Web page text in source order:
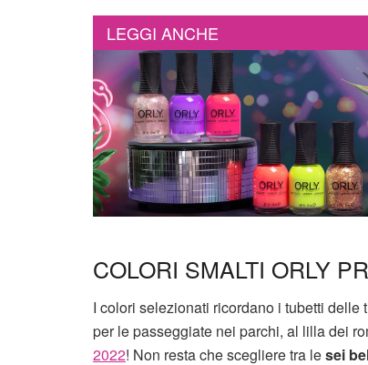
LEGGI ANCHE
COLORI SMALTI ORLY
I colori selezionati ricordano i tubetti
per le passeggiate nei parchi, al lilla dei
2022! Non resta che scegliere tra lesei